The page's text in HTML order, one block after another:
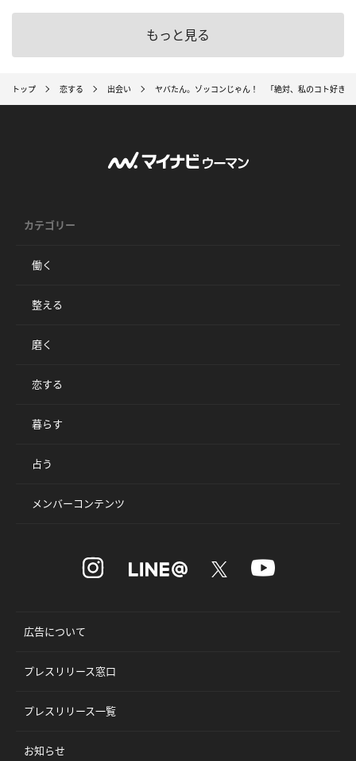
もっと見る
トップ 恋する 出会い ヤバたん。ゾッコンじゃん！ 「絶対、私のコト好きだ
カテゴリー
働く
整える
磨く
恋する
暮らす
占う
メンバーコンテンツ
広告について
プレスリリース窓口
プレスリリース一覧
お知らせ